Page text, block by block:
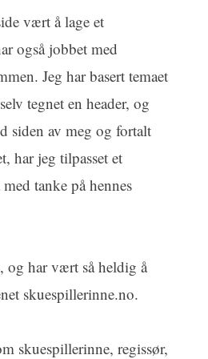
vært å lage et
også jobbet med
Jeg har basert temaet
tegnet en header, og
siden av meg og fortalt
har jeg tilpasset et
tanke på hennes
og har vært så heldig å
skuespillerinne.no.
skuespillerinne, regissør,